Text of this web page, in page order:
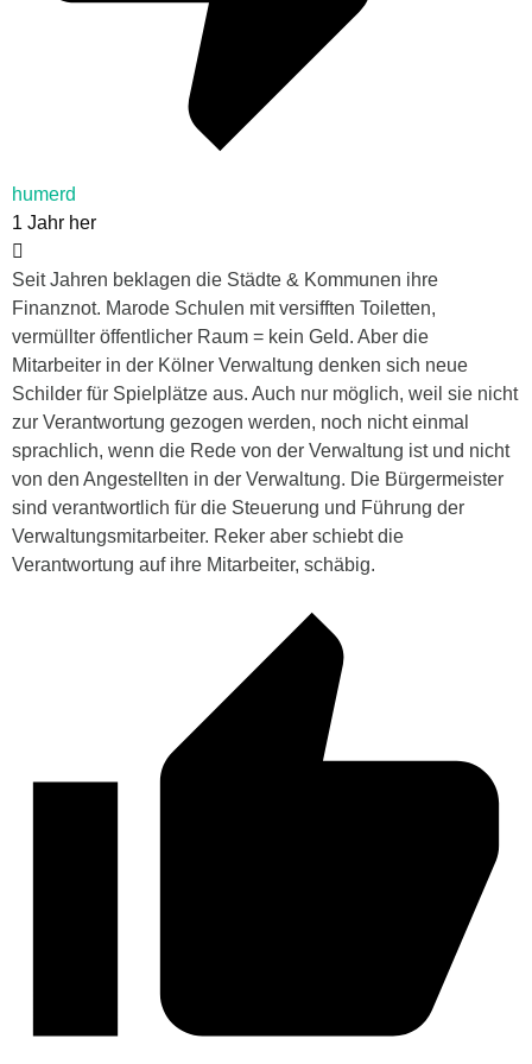
humerd
1 Jahr her
Seit Jahren beklagen die Städte & Kommunen ihre
Finanznot. Marode Schulen mit versifften Toiletten,
vermüllter öffentlicher Raum = kein Geld. Aber die
Mitarbeiter in der Kölner Verwaltung denken sich neue
Schilder für Spielplätze aus. Auch nur möglich, weil sie nicht
zur Verantwortung gezogen werden, noch nicht einmal
sprachlich, wenn die Rede von der Verwaltung ist und nicht
von den Angestellten in der Verwaltung. Die Bürgermeister
sind verantwortlich für die Steuerung und Führung der
Verwaltungsmitarbeiter. Reker aber schiebt die
Verantwortung auf ihre Mitarbeiter, schäbig.